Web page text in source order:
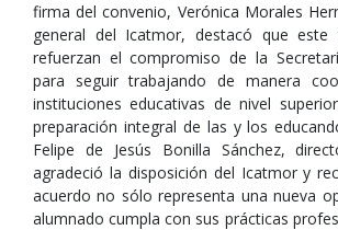
firma del convenio, Verónica Morales
general del Icatmor, destacó que este
refuerzan el compromiso de la
para seguir trabajando de manera
instituciones educativas de nivel
preparación integral de las y los
Felipe de Jesús Bonilla Sánchez,
agradeció la disposición del Icatmor y
acuerdo no sólo representa una nueva
alumnado cumpla con sus prácticas